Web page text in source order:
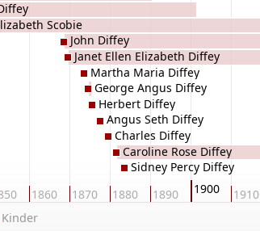
1860 1870 1880 1890 1900 1910
Scobie
John Diffey
Janet Ellen Elizabeth Diffey
Martha Maria Diffey
George Angus Diffey
Herbert Diffey
Angus Seth Diffey
Charles Diffey
Caroline Rose Diffey
Sidney Percy Diffey
Kinder